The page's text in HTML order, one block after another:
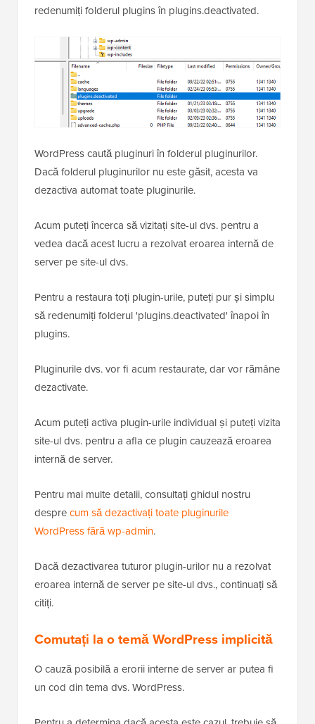
redenumiți folderul plugins în plugins.deactivated.
WordPress caută pluginuri în folderul pluginurilor.
Dacă folderul pluginurilor nu este găsit, acesta va
dezactiva automat toate pluginurile.
Acum puteți încerca să vizitați site-ul dvs. pentru a
vedea dacă acest lucru a rezolvat eroarea internă de
server pe site-ul dvs.
Pentru a restaura toți plugin-urile, puteți pur și simplu
să redenumiți folderul 'plugins.deactivated' înapoi în
plugins.
Pluginurile dvs. vor fi acum restaurate, dar vor rămâne
dezactivate.
Acum puteți activa plugin-urile individual și puteți vizita
site-ul dvs. pentru a afla ce plugin cauzează eroarea
internă de server.
Pentru mai multe detalii, consultați ghidul nostru
desprecum să dezactivați toate pluginurile
WordPress fără wp-admin.
Dacă dezactivarea tuturor plugin-urilor nu a rezolvat
eroarea internă de server pe site-ul dvs., continuați să
citiți.
Comutați la o temă WordPress implicită
O cauză posibilă a erorii interne de server ar putea fi
un cod din tema dvs. WordPress.